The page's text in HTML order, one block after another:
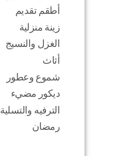
أطقم تقديم
زينة منزلية
الغزل والنسيج
أثاث
شموع وعطور
ديكور مضيء
الترفيه والتسلية
رمضان